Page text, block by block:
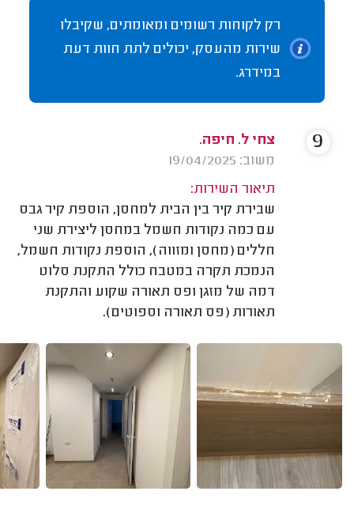
רק לקוחות רשומים ומאומתים, שקיבלו
שירות מהעסק, יכולים לתת חוות דעת
במידרג.
צחי ל. חיפה.
משוב: 19/04/2025
תיאור השירות:
שבירת קיר בין הבית למחסן, הוספת קיר גבס
עם כמה נקודות חשמל במחסן ליצירת שני
חללים (מחסן ומזווה), הוספת נקודות חשמל,
הנמכת תקרה במטבח כולל התקנת סלוט
דמה של מזגן ופס תאורה שקוע והתקנת
תאורות (פס תאורה וספוטים).
9